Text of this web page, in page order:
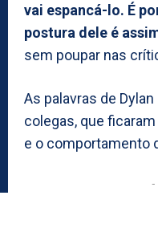
vai espancá-lo. É
postura dele é
sem poupar nas
As palavras de
colegas, que
e o comportamento
-